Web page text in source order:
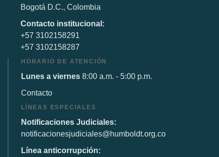
Bogotá D.C., Colombia
Contacto institucional:
+57 3102158291
+57 3102158287
HORARIO DE ATENCIÓN
Lunes a viernes 8:00 a.m. - 5:00 p.m.
Contacto
LÍNEAS ESPECIALES
Notificaciones Judiciales:
notificacionesjudiciales@humboldt.org.co
Línea anticorrupción: